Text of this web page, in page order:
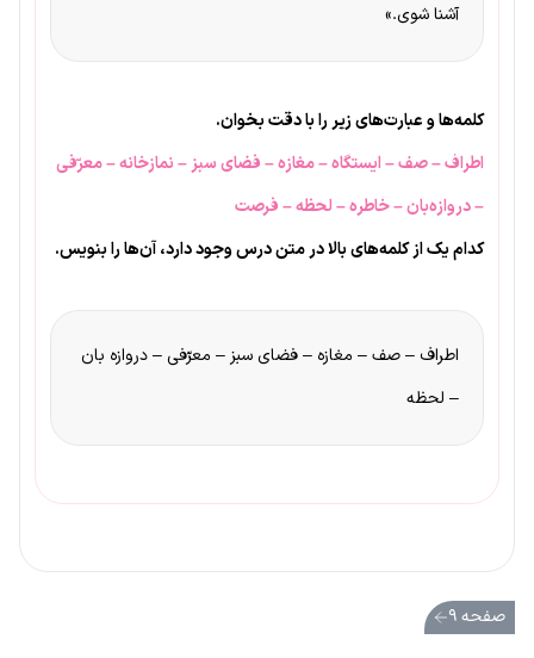
آشنا شوی.»
کلمه‌ها و عبارت‌های زیر را با دقت بخوان.
اطراف – صف – ایستگاه – مغازه – فضای سبز – نمازخانه – معرّفی
– دروازه‌بان – خاطره – لحظه – فرصت
کدام یک از کلمه‌های بالا در متن درس وجود دارد، آن‌ها را بنویس.
اطراف – صف – مغازه – فضای سبز – معرّفی – دروازه بان
– لحظه
صفحه ۹